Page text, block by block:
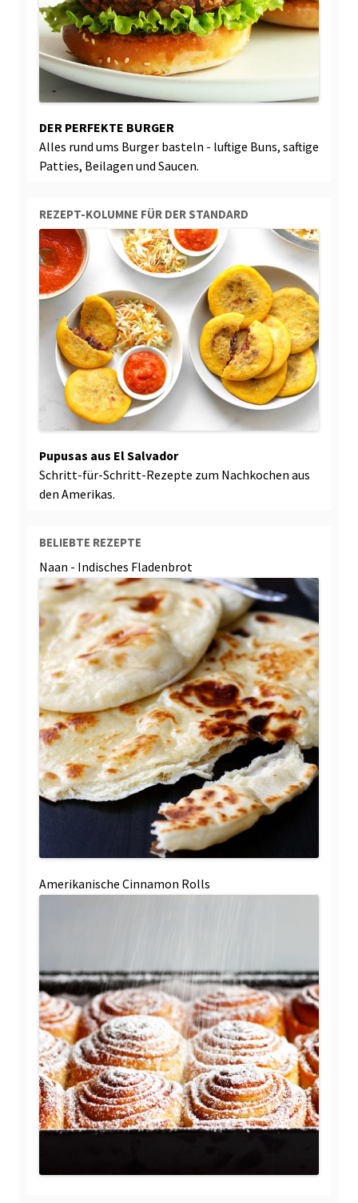
DER PERFEKTE BURGER
Alles rund ums Burger basteln - luftige Buns, saftige
Patties, Beilagen und Saucen.
REZEPT-KOLUMNE FÜR DER STANDARD
Pupusas aus El Salvador
Schritt-für-Schritt-Rezepte zum Nachkochen aus
den Amerikas.
BELIEBTE REZEPTE
Naan - Indisches Fladenbrot
Amerikanische Cinnamon Rolls